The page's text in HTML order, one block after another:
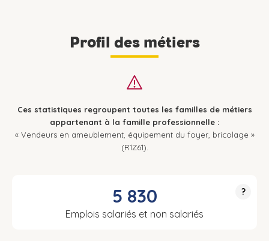
Profil des métiers
Ces statistiques regroupent toutes les familles de métiers
appartenant à la famille professionnelle :
« Vendeurs en ameublement, équipement du foyer, bricolage »
(R1Z61).
?
5 830
Emplois salariés et non salariés